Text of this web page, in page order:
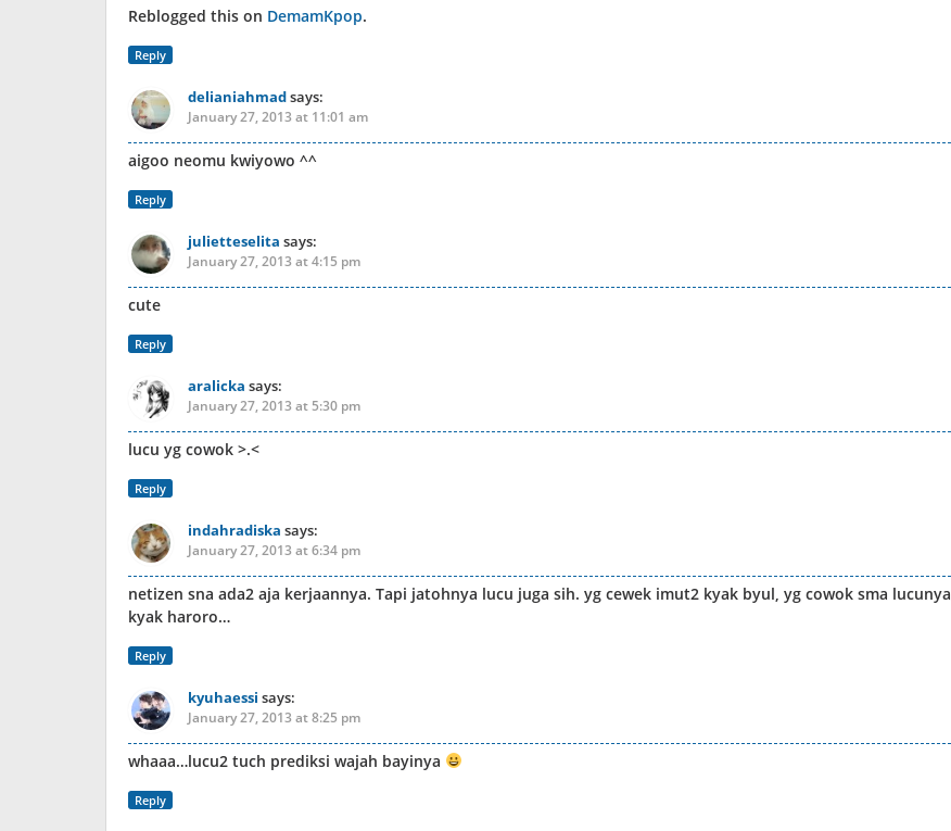
Reblogged this on DemamKpop.
Reply
delianiahmadsays:
January 27, 2013 at 11:01 am
aigoo neomu kwiyowo ^^
Reply
julietteselita says:
January 27, 2013 at 4:15 pm
cute
Reply
aralicka says:
January 27, 2013 at 5:30 pm
lucu yg cowok >.<
Reply
indahradiska says:
January 27, 2013 at 6:34 pm
netizen sna ada2 aja kerjaannya. Tapi jatohnya lucu juga sih. yg cewek imut2 kyak byul, yg cowok sma lucunya
kyak haroro…
Reply
kyuhaessi says:
January 27, 2013 at 8:25 pm
whaaa…lucu2 tuch prediksi wajah bayinya
Reply